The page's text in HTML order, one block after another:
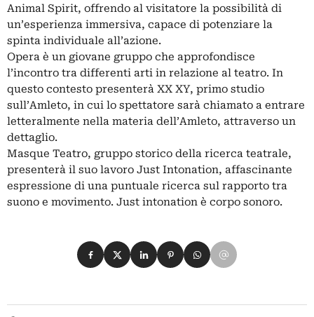
Animal Spirit, offrendo al visitatore la possibilità di
un’esperienza immersiva, capace di potenziare la
spinta individuale all’azione.
Opera è un giovane gruppo che approfondisce
l’incontro tra differenti arti in relazione al teatro. In
questo contesto presenterà XX XY, primo studio
sull’Amleto, in cui lo spettatore sarà chiamato a entrare
letteralmente nella materia dell’Amleto, attraverso un
dettaglio.
Masque Teatro, gruppo storico della ricerca teatrale,
presenterà il suo lavoro Just Intonation, affascinante
espressione di una puntuale ricerca sul rapporto tra
suono e movimento. Just intonation è corpo sonoro.
Condividi su Facebook
Condividi su X
Condividi su LinkedIn
Condividi su Pinterest
Condividi su WhatsApp
Condividi su Email